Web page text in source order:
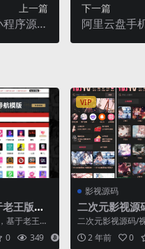
上一篇
序源码
序源码
下一篇
阿里云盘手
王版本
导航模版
基于老王版
批量检查网
...
0 349
VIP
影视源码
二次元影视源
码/苹果cms-
采集规则/完
二次元影视源码/
ms-v10版本/带采
营版 一键部...
2 年前 0